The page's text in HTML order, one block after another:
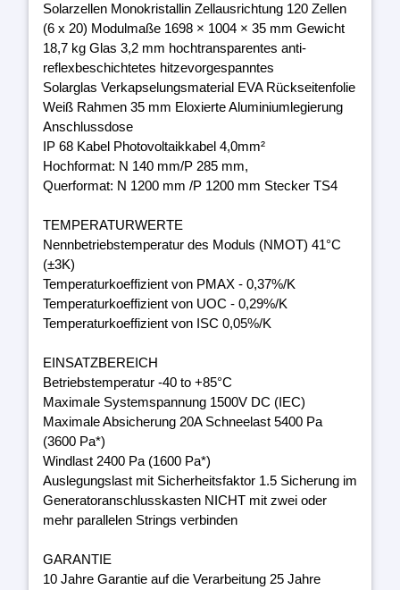
Solarzellen Monokristallin Zellausrichtung 120 Zellen
(6 x 20) Modulmaße 1698 × 1004 × 35 mm Gewicht
18,7 kg Glas 3,2 mm hochtransparentes anti-
reflexbeschichtetes hitzevorgespanntes
Solarglas Verkapselungsmaterial EVA Rückseitenfolie
Weiß Rahmen 35 mm Eloxierte Aluminiumlegierung
Anschlussdose
IP 68 Kabel Photovoltaikkabel 4,0mm²
Hochformat: N 140 mm/P 285 mm,
Querformat: N 1200 mm /P 1200 mm Stecker TS4
TEMPERATURWERTE
Nennbetriebstemperatur des Moduls (NMOT) 41°C
(±3K)
Temperaturkoeffizient von PMAX - 0,37%/K
Temperaturkoeffizient von UOC - 0,29%/K
Temperaturkoeffizient von ISC 0,05%/K
EINSATZBEREICH
Betriebstemperatur -40 to +85°C
Maximale Systemspannung 1500V DC (IEC)
Maximale Absicherung 20A Schneelast 5400 Pa
(3600 Pa*)
Windlast 2400 Pa (1600 Pa*)
Auslegungslast mit Sicherheitsfaktor 1.5 Sicherung im
Generatoranschlusskasten NICHT mit zwei oder
mehr parallelen Strings verbinden
GARANTIE
10 Jahre Garantie auf die Verarbeitung 25 Jahre